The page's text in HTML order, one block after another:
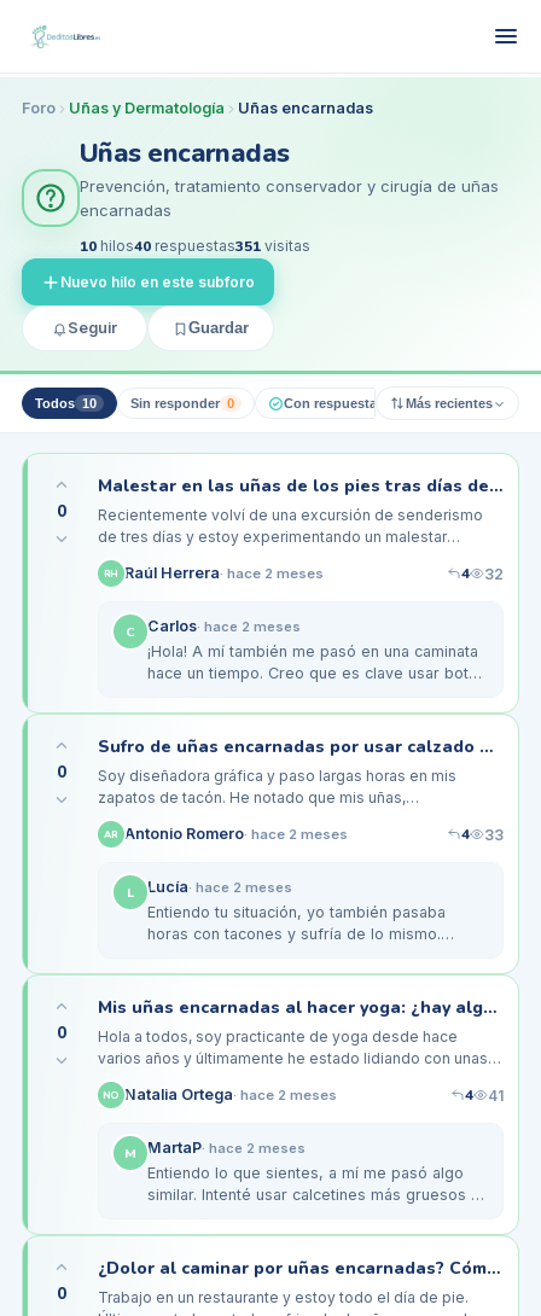
Foro Uñas y Dermatología Uñas encarnadas
Uñas encarnadas
Prevención, tratamiento conservador y cirugía de uñas
encarnadas
10hilos40respuestas351visitas
Nuevo hilo en este subforo
Seguir Guardar
Todos 10 Sin responder 0 Con respuesta pro 0 Resueltos
Más recientes
0
Malestar en las uñas de los pies tras días de senderismo, ¿alguien más?
Recientemente volví de una excursión de senderismo
de tres días y estoy experimentando un malestar
extraño en las uñas de los pies. Durante las caminatas,
noté que mis botas…
RH Raúl Herrera· hace 2 meses 4 32
C Carlos· hace 2 meses
¡Hola! A mí también me pasó en una caminata
hace un tiempo. Creo que es clave usar botas
espacio en la puntera.…
0
Sufro de uñas encarnadas por usar calzado ajustado en la oficina
Soy diseñadora gráfica y paso largas horas en mis
zapatos de tacón. He notado que mis uñas,
especialmente en los dedos gordos, están empezando
a encarnarse. A veces, siento un…
AR Antonio Romero· hace 2 meses 4 33
L Lucía· hace 2 meses
Entiendo tu situación, yo también pasaba
horas con tacones y sufría de lo mismo.
anchos y con buena plantilla, he notado…
0
Mis uñas encarnadas al hacer yoga: ¿hay alguna postura que evite el dolor?
Hola a todos, soy practicante de yoga desde hace
varios años y últimamente he estado lidiando con unas
uñas encarnadas que me están causando mucho
malestar, especialmente durante…
NO Natalia Ortega· hace 2 meses 4 41
M MartaP· hace 2 meses
Entiendo lo que sientes, a mí me pasó algo
similar. Intenté usar calcetines más gruesos y
evitar la presión directa…
0
¿Dolor al caminar por uñas encarnadas? Cómo lo manejo en mis turnos como camarero
Trabajo en un restaurante y estoy todo el día de pie.